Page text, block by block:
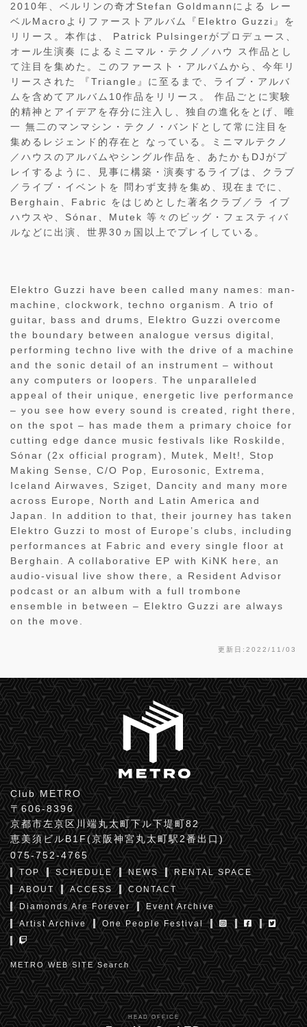
2010年、ベルリンの奇才Stefan Goldmannによる レー
ベルMacroよりファーストアルバム『Elektro Guzzi』を
リリース。本作は、 Patrick Pulsingerがプロデュース、
オール生演奏 によるミニマル・テクノ／ハウ ス作品とし
て注目を集めた。このファースト・アルバムから、今年リ
リースされた 『Triangle』に至るまで、ライブ・アルバ
ムを含めてアルバム10作品をリリース。 作品ごとに実験
的精神とアイデアを存分に注入し、独自の進化をとげ、唯
一 無二のマンマシン・テクノ・バンドとして常に注目を
集めるレジェンド的存在と なっている。ミニマルテクノ
／ハウスのアルバムやシングル作品を、あたかもDJがプ
レイするように、見事に構築・演奏するライブは、クラブ
／ライブ・イベントを 問わず支持を集め、現在までに、
Berghain、Fabric をはじめとした著名クラブ／ラ イブ
ハウスや、Sónar、Mutek 等々のビッグ・フェスティバ
ルなどに出演、世界30ヵ国以上でプレイしている。
Elektro Guzzi have been called many names: man-
machine, clockwork, techno organism. A trio of
guitar, bass and drums, Elektro Guzzi overcome
the boundary between analogue versus digital,
performing techno live with the drive of a machine
and the sonic detail of an instrument – without
any computers or loopers. The unparalleled
appeal of their unique, energetic live performance
– you see how every sound is created, right there,
on the spot – has made them a primary choice for
cutting edge dance music festivals like Roskilde,
Sónar (2x official program), Mutek, Melt!, Stop
Making Sense, C/O Pop, Eurosonic, Extrema,
Iceland Airwaves, Sziget, Dancity and many more
across Europe, North and Latin America and
Japan. In addition to that, their journey has taken
Elektro Guzzi to most of Europe’s clubs, including
performances at Fabric and every single floor at
Berghain. A collaborative EP with KiNK here, an
audio-visual live show there, a Resident Advisor
podcast or an album with a full trombone
ensemble in between – Elektro Guzzi are always
on the move.
更新日:2022/11/03
Club METRO
〒606-8396
京都市左京区川端丸太町下ル下堤町82
恵美須ビルB1F(京阪神宮丸太町駅2番出口)
075-752-4765
TOP SCHEDULE NEWS
RENTAL SPACE
ABOUT
ACCESS
CONTACT
Diamonds Are Forever
Event Archive
Artist Archive
One People Festival
METRO WEB SITE Search
HEAD OFFICE